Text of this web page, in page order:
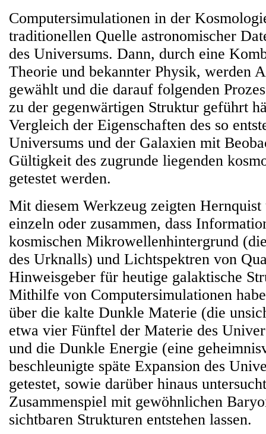
Computersimulationen in der
traditionellen Quelle astronomischer
des Universums. Dann, durch eine
Theorie und bekannter Physik, werden
gewählt und die darauf folgenden
zu der gegenwärtigen Struktur geführt
Vergleich der Eigenschaften des so
Universums und der Galaxien mit
Gültigkeit des zugrunde liegenden
getestet werden.
Mit diesem Werkzeug zeigten
einzeln oder zusammen, dass
kosmischen Mikrowellenhintergrund
des Urknalls) und Lichtspektren von
Hinweisgeber für heutige galaktische
Mithilfe von Computersimulationen
über die kalte Dunkle Materie (die
etwa vier Fünftel der Materie des
und die Dunkle Energie (eine
beschleunigte späte Expansion des
getestet, sowie darüber hinaus
Zusammenspiel mit gewöhnlichen
sichtbaren Strukturen entstehen lassen.